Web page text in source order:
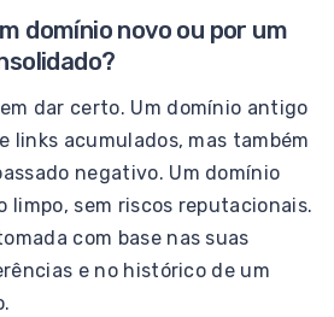
domínio novo ou por um
dar certo. Um domínio antigo
links acumulados, mas também
negativo. Um domínio
limpo, sem riscos reputacionais.
com base nas suas
e no histórico de um